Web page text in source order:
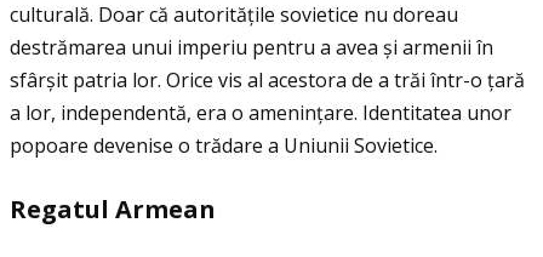
culturală. Doar că autorităţile sovietice nu doreau
destrămarea unui imperiu pentru a avea și armenii în
sfârșit patria lor. Orice vis al acestora de a trăi într-o ţară
a lor, independentă, era o ameninţare. Identitatea unor
popoare devenise o trădare a Uniunii Sovietice.
Regatul Armean